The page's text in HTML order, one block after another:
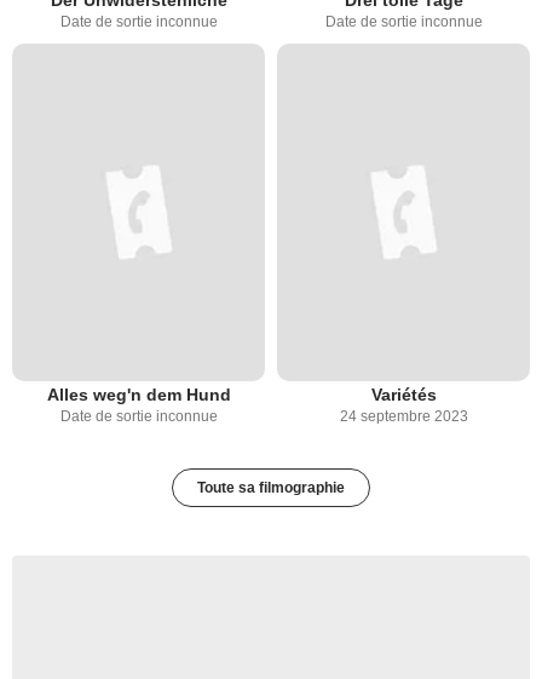
Date de sortie inconnue Date de sortie inconnue
Alles weg'n dem Hund
Date de sortie inconnue
Variétés
24 septembre 2023
Toute sa filmographie